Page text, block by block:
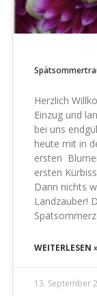
Herzlich
Einzug und
bei uns
heute mit in
ersten
ersten
Dann nichts
Landzauber!
WEITERLESEN
13. September